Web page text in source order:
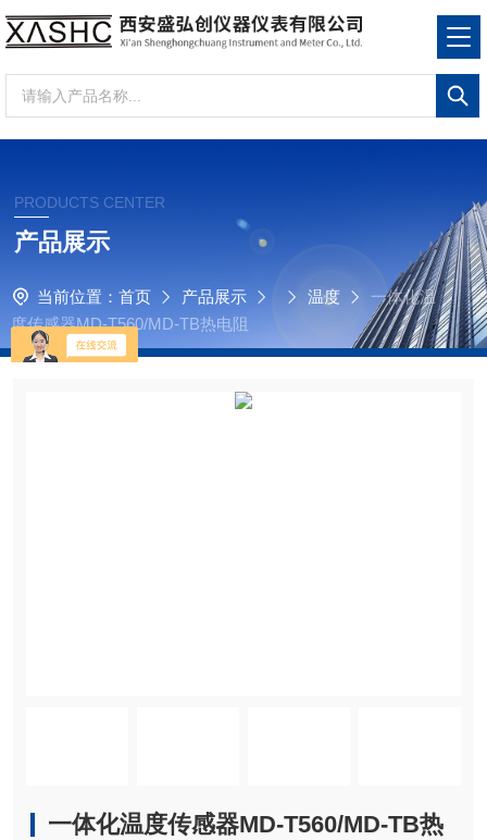
PRODUCTS CENTER
产品展示
当前位置： 首页 产品展示 温度
一体化温
度传感器MD-T560/MD-TB热电阻
一体化温度传感器MD-T560/MD-TB热